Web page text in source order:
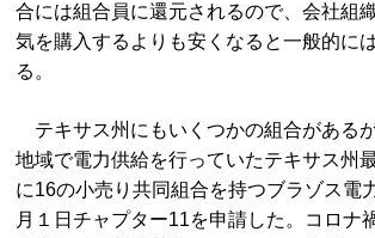
合には組合員に還元されるので、会社組
気を購入するよりも安くなると一般的に
る。
テキサス州にもいくつかの組合がある
地域で電力供給を行っていたテキサス州
に16の小売り共同組合を持つブラゾス電
月１日チャプター11を申請した。コロナ